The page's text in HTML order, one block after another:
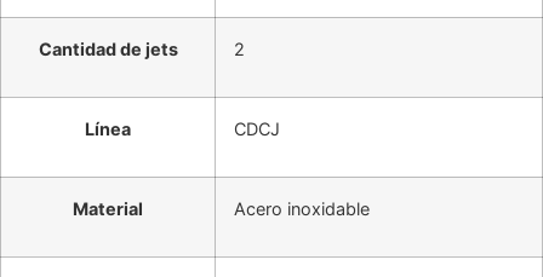
Cantidad de jets 2
Línea CDCJ
Material Acero inoxidable